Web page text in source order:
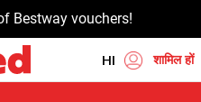
Bestway vouchers!
HI शामिल हों